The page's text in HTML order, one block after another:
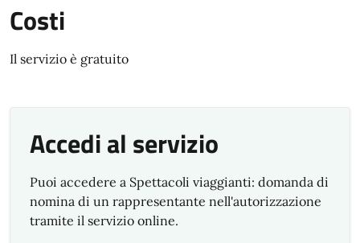
Costi
Il servizio è gratuito
Accedi al servizio
Puoi accedere a Spettacoli viaggianti: domanda di
nomina di un rappresentante nell'autorizzazione
tramite il servizio online.